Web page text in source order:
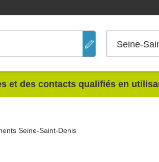
Seine-
et des contacts qualifiés en
Seine-Saint-Denis